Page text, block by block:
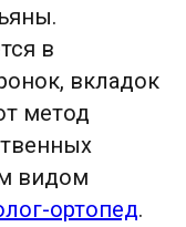
в
вкладок
метод
видом
ортопед.